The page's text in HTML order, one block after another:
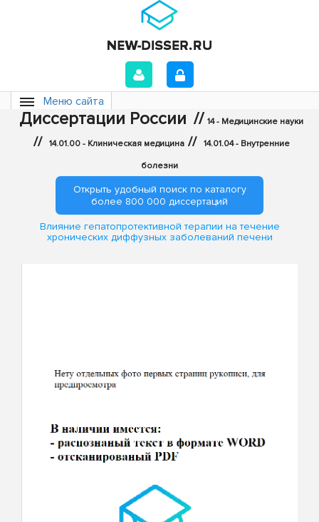
Меню сайта
Диссертации России // 14 - Медицинские науки
// 14.01.00 - Клиническая медицина // 14.01.04 - Внутренние
болезни
Открыть удобный поиск по каталогу
более 800 000 диссертаций
Влияние гепатопротективной терапии на течение
хронических диффузных заболеваний печени